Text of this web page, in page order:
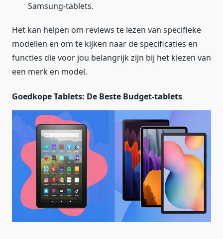
Samsung-tablets.
Het kan helpen om reviews te lezen van specifieke
modellen en om te kijken naar de specificaties en
functies die voor jou belangrijk zijn bij het kiezen van
een merk en model.
Goedkope Tablets: De Beste Budget-tablets